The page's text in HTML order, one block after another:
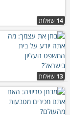
14 שאלות
13 שאלות